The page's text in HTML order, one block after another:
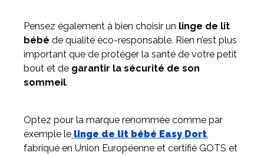
Pensez également à bien choisir un linge de lit
bébé de qualité éco-responsable. Rien n’est plus
important que de protéger la santé de votre petit
bout et de garantir la sécurité de son
sommeil.
Optez pour la marque renommée comme par
exemple le linge de lit bébé Easy Dort,
fabriqué en Union Européenne et certifié GOTS et